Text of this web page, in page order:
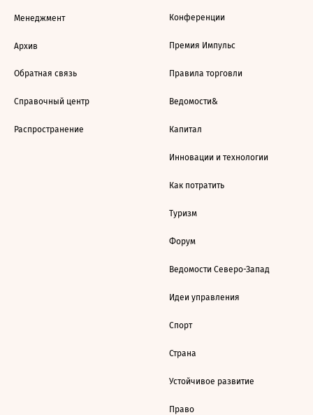
Менеджмент
Архив
Обратная связь
Справочный центр
Распространение
Конференции
Премия Импульс
Правила торговли
Ведомости&
Капитал
Инновации и технологии
Как потратить
Туризм
Форум
Ведомости Северо-Запад
Идеи управления
Спорт
Страна
Устойчивое развитие
Право